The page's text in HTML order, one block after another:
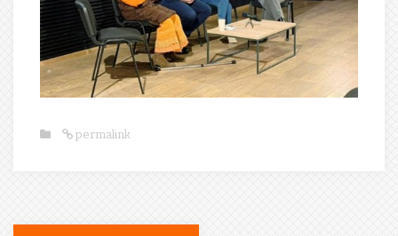
permalink